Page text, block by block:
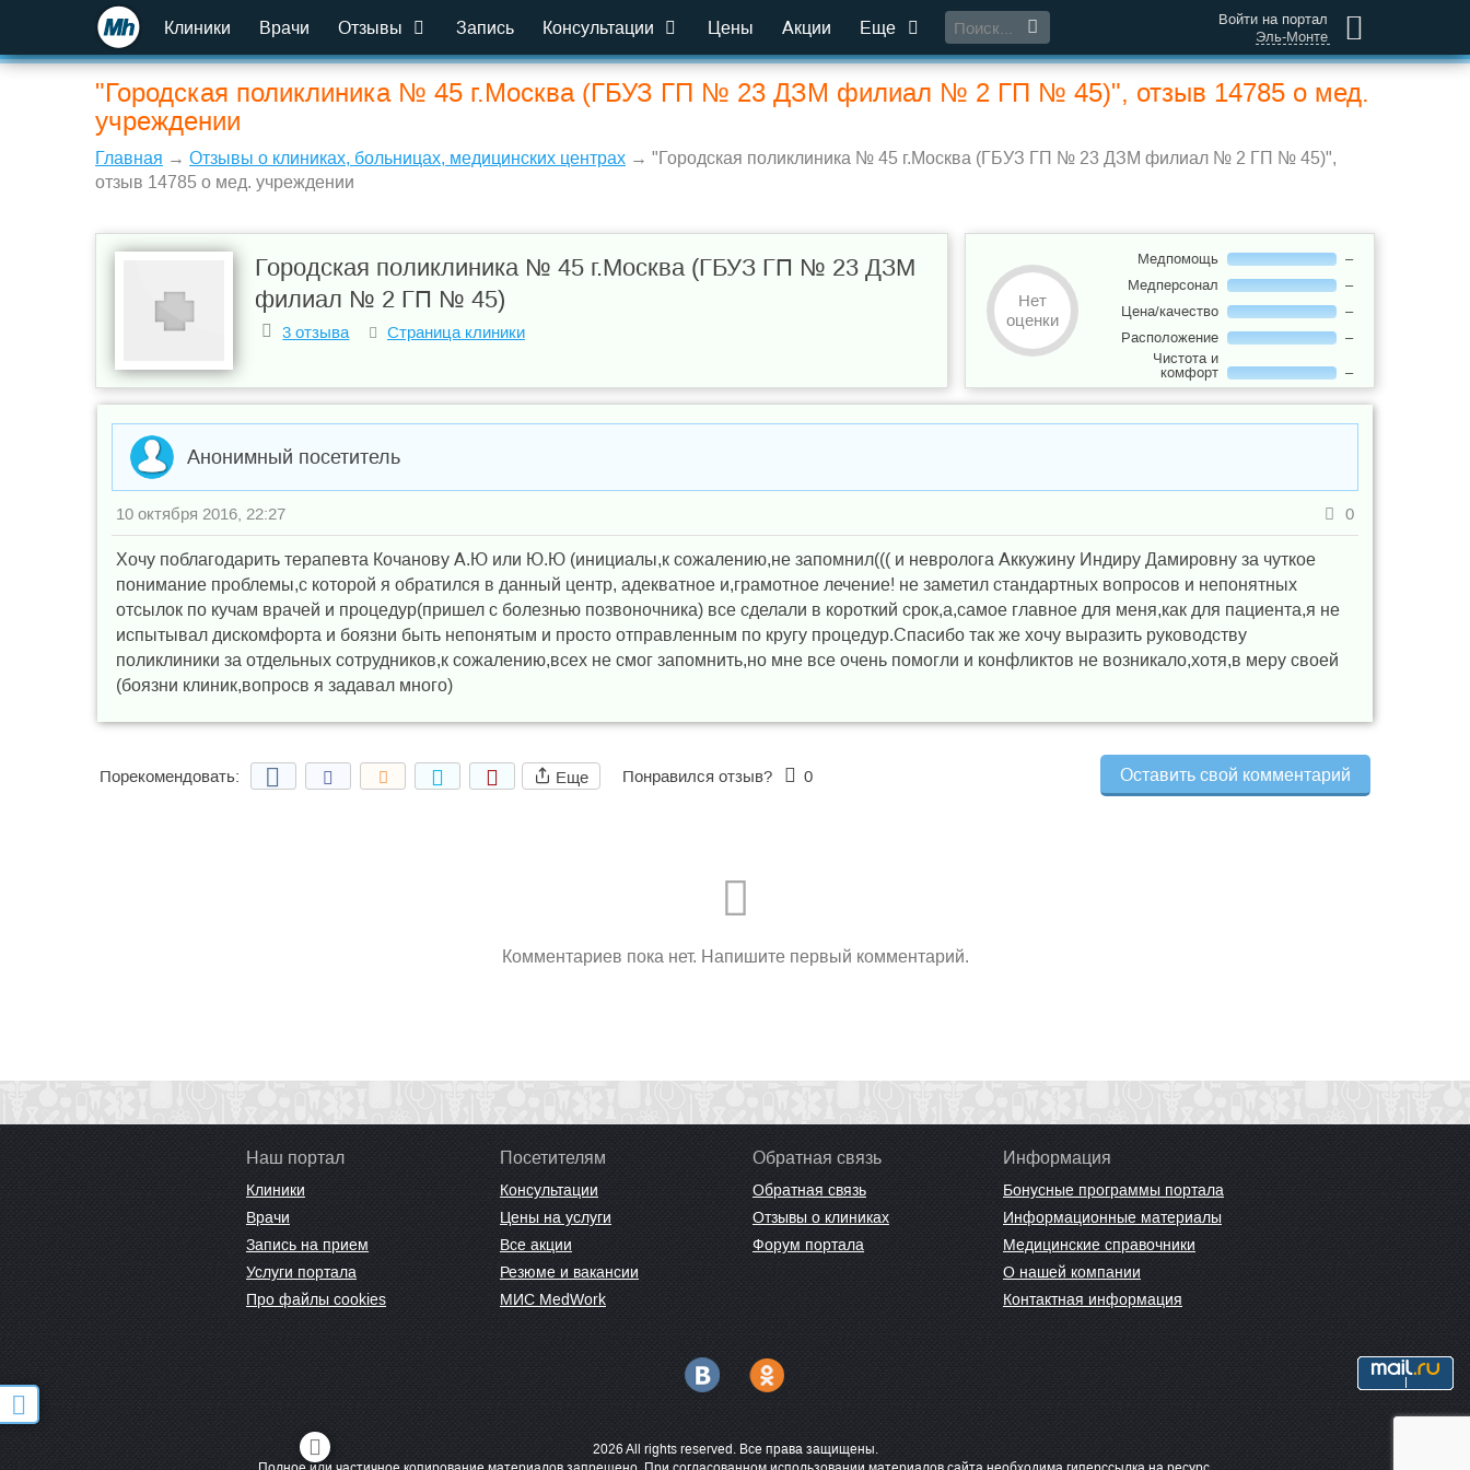
Клиники Врачи Отзывы Запись Консультации Цены Акции Еще
Войти на портал
Эль-Монте
"Городская поликлиника № 45 г.Москва (ГБУЗ ГП № 23 ДЗМ филиал № 2 ГП № 45)", отзыв 14785 о мед.
учреждении
Главная → Отзывы о клиниках, больницах, медицинских центрах → "Городская поликлиника № 45 г.Москва (ГБУЗ ГП № 23 ДЗМ филиал № 2 ГП № 45)",
отзыв 14785 о мед. учреждении
Городская поликлиника № 45 г.Москва (ГБУЗ ГП № 23 ДЗМ
филиал № 2 ГП № 45)
3 отзыва Страница клиники
Нет
оценки
Медпомощь
–
Медперсонал
–
Цена/качество
–
Расположение
–
Чистота и
комфорт
–
Анонимный посетитель
0
10 октября 2016, 22:27
Хочу поблагодарить терапевта Кочанову А.Ю или Ю.Ю (инициалы,к сожалению,не запомнил((( и невролога Аккужину Индиру Дамировну за чуткое
понимание проблемы,с которой я обратился в данный центр, адекватное и,грамотное лечение! не заметил стандартных вопросов и непонятных
отсылок по кучам врачей и процедур(пришел с болезнью позвоночника) все сделали в короткий срок,а,самое главное для меня,как для пациента,я не
испытывал дискомфорта и боязни быть непонятым и просто отправленным по кругу процедур.Спасибо так же хочу выразить руководству
поликлиники за отдельных сотрудников,к сожалению,всех не смог запомнить,но мне все очень помогли и конфликтов не возникало,хотя,в меру своей
(боязни клиник,вопросв я задавал много)
Оставить свой комментарий
Порекомендовать: Еще Понравился отзыв? 0
Комментариев пока нет. Напишите первый комментарий.
Наш портал
Клиники
Врачи
Запись на прием
Услуги портала
Про файлы cookies
Посетителям
Консультации
Цены на услуги
Все акции
Резюме и вакансии
МИС MedWork
Обратная связь
Обратная связь
Отзывы о клиниках
Форум портала
Информация
Бонусные программы портала
Информационные материалы
Медицинские справочники
О нашей компании
Контактная информация
2026 All rights reserved. Все права защищены.